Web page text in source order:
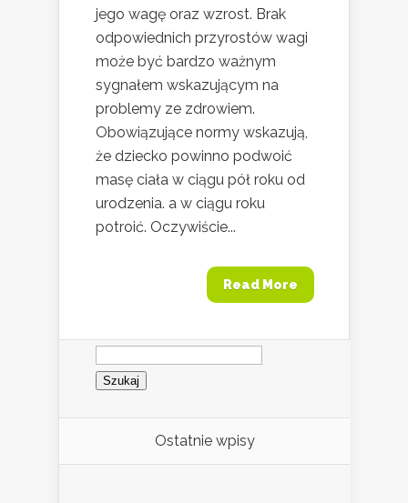
jego wagę oraz wzrost. Brak
odpowiednich przyrostów wagi
może być bardzo ważnym
sygnałem wskazującym na
problemy ze zdrowiem.
Obowiązujące normy wskazują,
że dziecko powinno podwoić
masę ciała w ciągu pół roku od
urodzenia. a w ciągu roku
potroić. Oczywiście...
Read More
Szukaj:
Ostatnie wpisy